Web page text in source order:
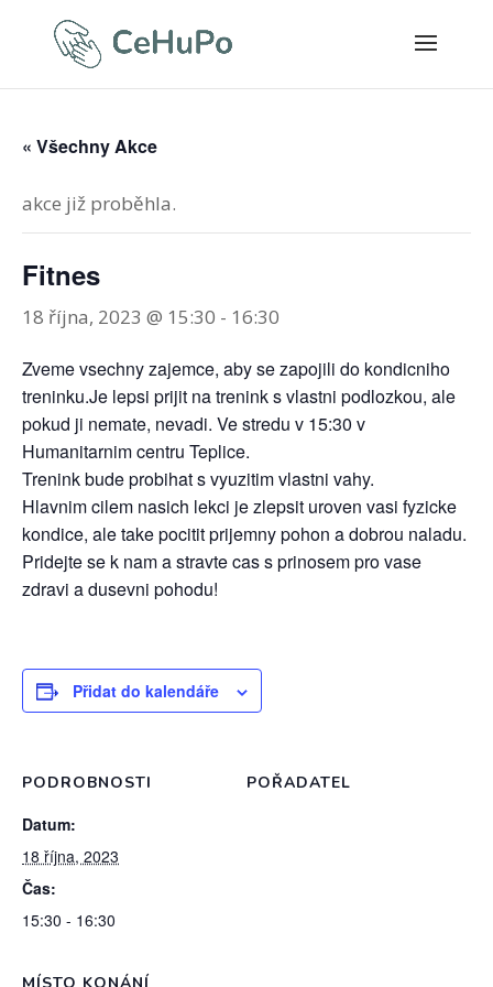
« Všechny Akce
akce již proběhla.
Fitnes
18 října, 2023 @ 15:30 - 16:30
Zveme vsechny zajemce, aby se zapojili do kondicniho
treninku.Je lepsi prijit na trenink s vlastni podlozkou, ale
pokud ji nemate, nevadi. Ve stredu v 15:30 v
Humanitarnim centru Teplice.
Trenink bude probihat s vyuzitim vlastni vahy.
Hlavnim cilem nasich lekci je zlepsit uroven vasi fyzicke
kondice, ale take pocitit prijemny pohon a dobrou naladu.
Pridejte se k nam a stravte cas s prinosem pro vase
zdravi a dusevni pohodu!
Přidat do kalendáře
PODROBNOSTI
Datum:
18 října, 2023
Čas:
15:30 - 16:30
POŘADATEL